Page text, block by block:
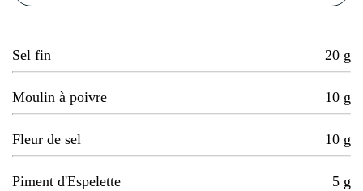
Sel fin 20 g
Moulin à poivre 10 g
Fleur de sel 10 g
Piment d'Espelette 5 g